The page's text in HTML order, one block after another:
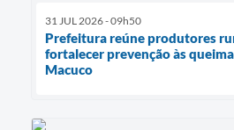
31 JUL 2026 - 09h50
Prefeitura reúne produtores
fortalecer prevenção às
Macuco